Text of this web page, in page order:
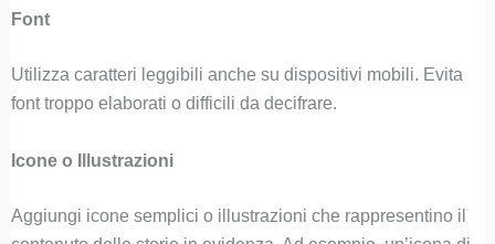
Font
Utilizza caratteri leggibili anche su dispositivi mobili. Evita
font troppo elaborati o difficili da decifrare.
Icone o Illustrazioni
Aggiungi icone semplici o illustrazioni che rappresentino il